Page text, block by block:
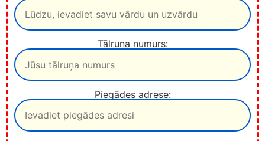
Tālruņa numurs:
Piegādes adrese: